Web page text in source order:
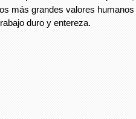
más grandes valores humanos
duro y entereza.